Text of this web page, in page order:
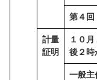
第４
計量
証明
１０
後２時
一般